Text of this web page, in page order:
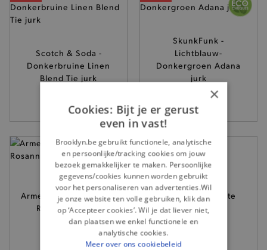
Scotch & Soda -
Donkerbruine Linen
Blend Tie jurk
SkunkFunk -
Lichtblauw-
Donkergroen Adana
jurk
159,95
Armed Angels - Zwarte
Rosanniaas jurk
119,90
Minimum - Zwarte
Joustine jurk
119,95
×
Cookies: Bijt je er gerust
even in vast!
Brooklyn.be gebruikt functionele, analytische
en persoonlijke/tracking cookies om jouw
bezoek gemakkelijker te maken. Persoonlijke
gegevens/cookies kunnen worden gebruikt
voor het personaliseren van advertenties.Wil
je onze website ten volle gebruiken, klik dan
op ‘Accepteer cookies’. Wil je dat liever niet,
dan plaatsen we enkel functionele en
analytische cookies.
Meer over ons cookiebeleid